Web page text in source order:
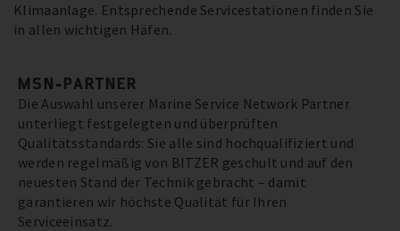
Klimaanlage. Entsprechende Servicestationen finden Sie
in allen wichtigen Häfen.
MSN-PARTNER
Die Auswahl unserer Marine Service Network Partner
unterliegt festgelegten und überprüften
Qualitätsstandards: Sie alle sind hochqualifiziert und
werden regelmäßig von BITZER geschult und auf den
neuesten Stand der Technik gebracht – damit
garantieren wir höchste Qualität für Ihren
Serviceeinsatz.